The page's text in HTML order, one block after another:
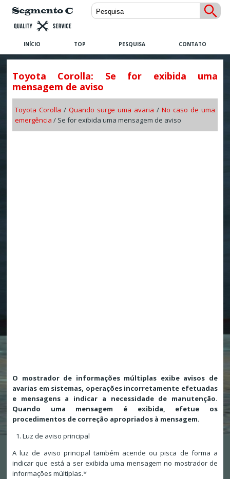
INÍCIO TOP PESQUISA CONTATO
Toyota Corolla: Se for exibida uma
mensagem de aviso
Toyota Corolla / Quando surge uma avaria /No caso de uma
emergência / Se for exibida uma mensagem de aviso
O mostrador de informações múltiplas exibe avisos de
avarias em sistemas, operações incorretamente efetuadas
e mensagens a indicar a necessidade de manutenção.
Quando uma mensagem é exibida, efetue os
procedimentos de correção apropriados à mensagem.
Luz de aviso principal
A luz de aviso principal também acende ou pisca de forma a
indicar que está a ser exibida uma mensagem no mostrador de
informações múltiplas.*